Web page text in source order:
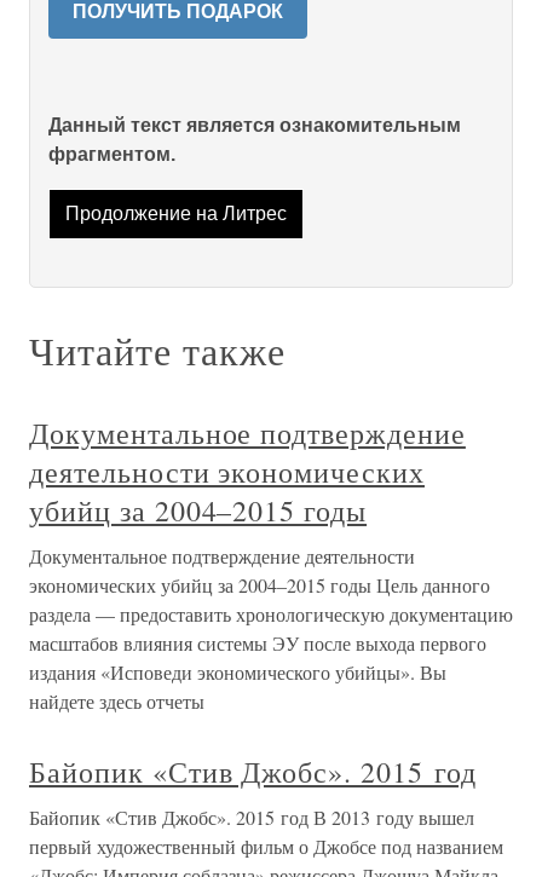
ПОЛУЧИТЬ ПОДАРОК
Данный текст является ознакомительным
фрагментом.
Продолжение на Литрес
Читайте также
Документальное подтверждение
деятельности экономических
убийц за 2004–2015 годы
Документальное подтверждение деятельности
экономических убийц за 2004–2015 годы Цель данного
раздела — предоставить хронологическую документацию
масштабов влияния системы ЭУ после выхода первого
издания «Исповеди экономического убийцы». Вы
найдете здесь отчеты
Байопик «Стив Джобс». 2015 год
Байопик «Стив Джобс». 2015 год В 2013 году вышел
первый художественный фильм о Джобсе под названием